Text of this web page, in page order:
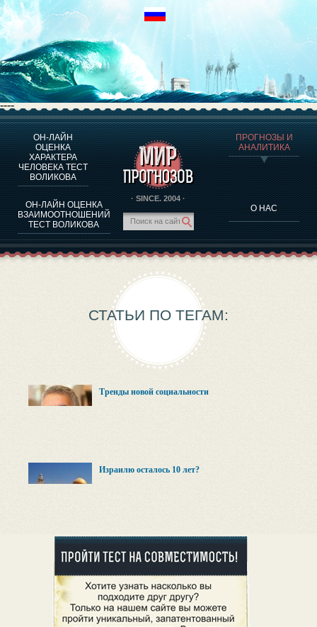
----
ОН-ЛАЙН
ОЦЕНКА
ХАРАКТЕРА
ЧЕЛОВЕКА ТЕСТ
ВОЛИКОВА
ОН-ЛАЙН ОЦЕНКА
ВЗАИМООТНОШЕНИЙ
ТЕСТ ВОЛИКОВА
· SINCE. 2004 ·
ПРОГНОЗЫ И
АНАЛИТИКА
О НАС
О ПРОГРАММЕ
ОЦЕНКА ХАРАКТЕРA ЧЕЛОВЕКА
ОЦЕНКА ХАРАКТЕРА ВЫДАЮЩИХСЯ ЛИЧНОСТЕЙ
О ПРОГРАММЕ
ТЕСТ НА СОВМЕСТИМОСТЬ ВОЛИКОВА
ПРОГНОЗЫ И АНАЛИТИКА
СТАТЬИ ПО ТЕГАМ:
Тренды новой социальности
Израилю осталось 10 лет?